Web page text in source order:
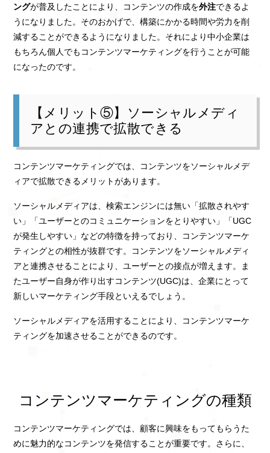
ングが普及したことにより、コンテンツの作成を外注できるよ
うになりました。そのおかげで、構築にかかる時間や労力を削
減することができるようになりました。それにより中小企業は
もちろん個人でもコンテンツマーケティングを行うことが可能
になったのです。
【メリット⑤】ソーシャルメディ
アとの連携で拡散できる
コンテンツマーケティングでは、コンテンツをソーシャルメデ
ィアで拡散できるメリットがあります。
ソーシャルメディアは、検索エンジンには無い「拡散されやす
い」「ユーザーとのコミュニケーションをとりやすい」「UGC
が発生しやすい」などの特徴を持っており、コンテンツマーケ
ティングとの相性が抜群です。コンテンツをソーシャルメディ
アと連携させることにより、ユーザーとの接点が増えます。ま
たユーザー自身が作り出すコンテンツ(UGC)は、企業にとって
新しいマーケティング手段といえるでしょう。
ソーシャルメディアを活用することにより、コンテンツマーケ
ティングを加速させることができるのです。
コンテンツマーケティングの種類
コンテンツマーケティングでは、顧客に興味をもってもらうた
めに魅力的なコンテンツを発信することが重要です。さらに、